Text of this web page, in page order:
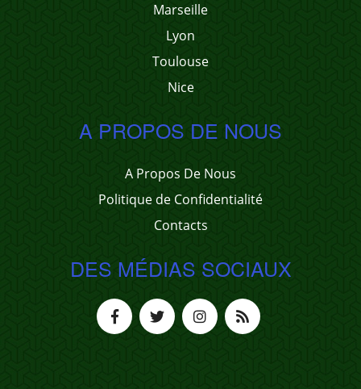
Marseille
Lyon
Toulouse
Nice
A PROPOS DE NOUS
A Propos De Nous
Politique de Confidentialité
Contacts
DES MÉDIAS SOCIAUX